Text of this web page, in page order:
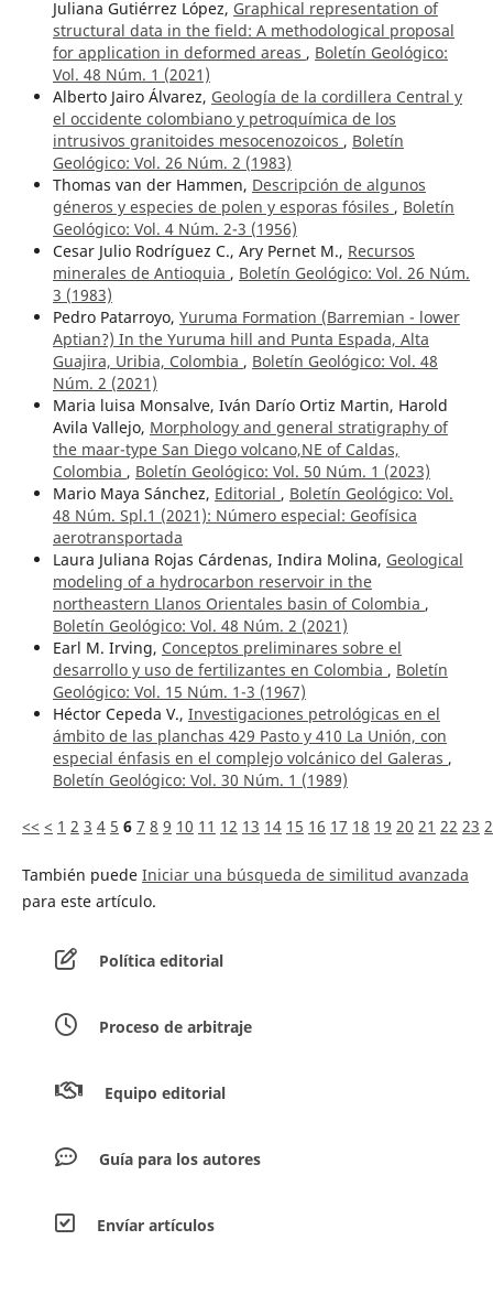
Juliana Gutiérrez López, Graphical representation of
structural data in the field: A methodological proposal
for application in deformed areas , Boletín Geológico:
Vol. 48 Núm. 1 (2021)
Alberto Jairo Álvarez, Geología de la cordillera Central y
el occidente colombiano y petroquímica de los
intrusivos granitoides mesocenozoicos , Boletín
Geológico: Vol. 26 Núm. 2 (1983)
Thomas van der Hammen, Descripción de algunos
géneros y especies de polen y esporas fósiles , Boletín
Geológico: Vol. 4 Núm. 2-3 (1956)
Cesar Julio Rodríguez C., Ary Pernet M., Recursos
minerales de Antioquia , Boletín Geológico: Vol. 26 Núm.
3 (1983)
Pedro Patarroyo, Yuruma Formation (Barremian - lower
Aptian?) In the Yuruma hill and Punta Espada, Alta
Guajira, Uribia, Colombia , Boletín Geológico: Vol. 48
Núm. 2 (2021)
Maria luisa Monsalve, Iván Darío Ortiz Martin, Harold
Avila Vallejo, Morphology and general stratigraphy of
the maar-type San Diego volcano,NE of Caldas,
Colombia , Boletín Geológico: Vol. 50 Núm. 1 (2023)
Mario Maya Sánchez, Editorial , Boletín Geológico: Vol.
48 Núm. Spl.1 (2021): Número especial: Geofísica
aerotransportada
Laura Juliana Rojas Cárdenas, Indira Molina, Geological
modeling of a hydrocarbon reservoir in the
northeastern Llanos Orientales basin of Colombia ,
Boletín Geológico: Vol. 48 Núm. 2 (2021)
Earl M. Irving, Conceptos preliminares sobre el
desarrollo y uso de fertilizantes en Colombia , Boletín
Geológico: Vol. 15 Núm. 1-3 (1967)
Héctor Cepeda V., Investigaciones petrológicas en el
ámbito de las planchas 429 Pasto y 410 La Unión, con
especial énfasis en el complejo volcánico del Galeras ,
Boletín Geológico: Vol. 30 Núm. 1 (1989)
<< < 1 2 3 4 5 6 7 8 9 10 11 12 13 14 15 16 17 18 19 20 21 22 23
También puede Iniciar una búsqueda de similitud avanzada
para este artículo.
Política editorial
Proceso de arbitraje
Equipo editorial
Guía para los autores
Envíar artículos